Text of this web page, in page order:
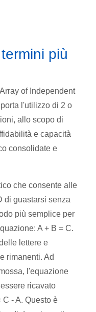
più
of Independent
l'utilizzo di 2 o
allo scopo di
e capacità
consolidate e
che consente alle
di guastarsi senza
più semplice per
A + B = C.
lettere e
rimanenti. Ad
l'equazione
ricavato
C - A. Questo è